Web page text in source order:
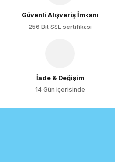
Güvenli Alışveriş İmkanı
256 Bit SSL sertifikası
İade & Değişim
14 Gün içerisinde